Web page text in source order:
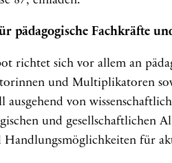
pädagogische Fachkräfte
richtet sich vor allem an
und Multiplikatoren
ausgehend von
und gesellschaftlichen
Handlungsmöglichkeiten für